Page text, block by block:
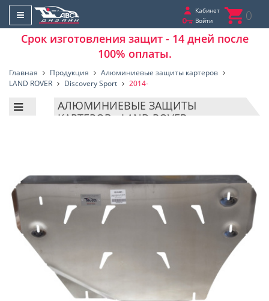
Кабинет
Войти
0
Срок изготовления защит - 14 дней после
100% оплаты.
Главная Продукция
Алюминиевые защиты картеров
LAND ROVER
Discovery Sport 2014-
АЛЮМИНИЕВЫЕ ЗАЩИТЫ
КАРТЕРОВ - LAND ROVER -